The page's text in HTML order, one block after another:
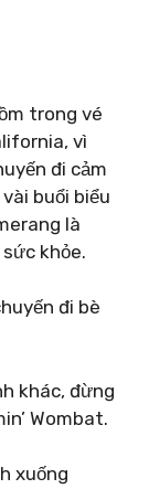
trong vé
vì
đi cảm
buổi biểu
là
khỏe.
đi bè
khác, đừng
Wombat.
xuống